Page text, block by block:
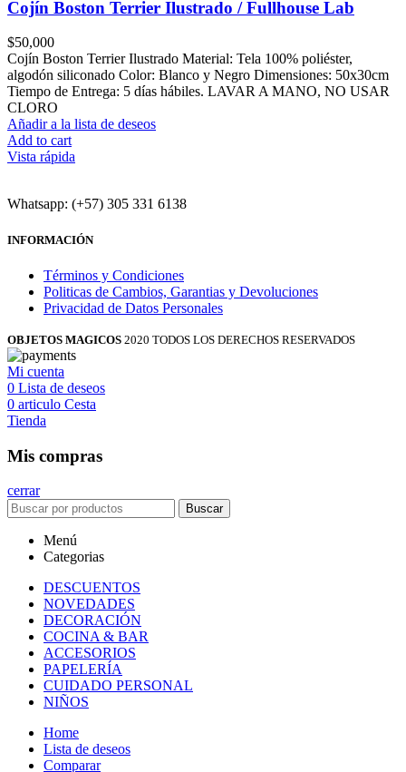
Cojín Boston Terrier Ilustrado / Fullhouse Lab
$50,000
Cojín Boston Terrier Ilustrado Material: Tela 100% poliéster,
algodón siliconado Color: Blanco y Negro Dimensiones: 50x30cm
Tiempo de Entrega: 5 días hábiles. LAVAR A MANO, NO USAR
CLORO
Añadir a la lista de deseos
Add to cart
Vista rápida
Whatsapp: (+57) 305 331 6138
INFORMACIÓN
Términos y Condiciones
Politicas de Cambios, Garantias y Devoluciones
Privacidad de Datos Personales
OBJETOS MAGICOS 2020 TODOS LOS DERECHOS RESERVADOS
Mi cuenta
0 Lista de deseos
0 articulo Cesta
Tienda
Mis compras
cerrar
Buscar
Menú
Categorias
DESCUENTOS
NOVEDADES
DECORACIÓN
COCINA & BAR
ACCESORIOS
PAPELERÍA
CUIDADO PERSONAL
NIÑOS
Home
Lista de deseos
Comparar